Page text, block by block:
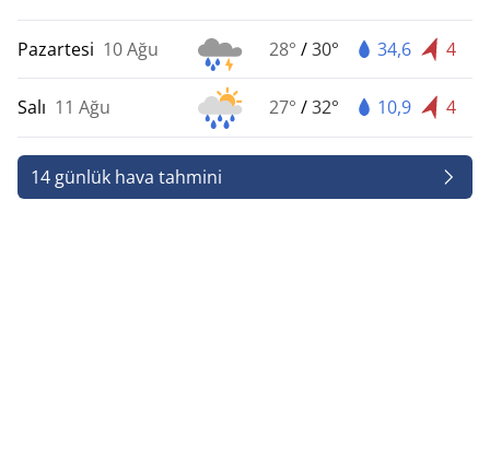
Pazartesi 10 Ağu 28° /30° 34,6 4
Salı 11 Ağu 27° /32° 10,9 4
14 günlük hava tahmini